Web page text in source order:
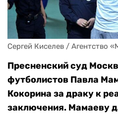
Сергей Киселев / Агентство
Пресненский суд
футболистов Павла
Кокорина за драку к
заключения. Мамаеву